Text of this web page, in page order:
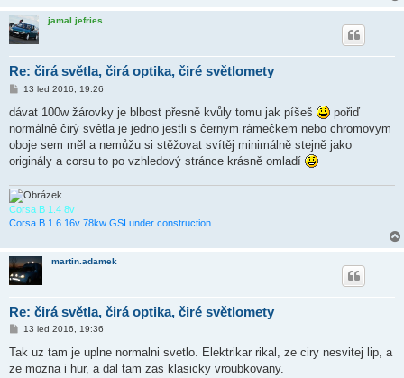
jamal.jefries
Re: čirá světla, čirá optika, čiré světlomety
P
í
p
ě
e
13 led 2016, 19:26
dávat 100w žárovky je blbost přesně kvůly tomu jak píšeš
pořiď
normálně čirý světla je jedno jestli s černym rámečkem nebo chromovym
oboje sem měl a nemůžu si stěžovat svítěj minimálně stejně jako
originály a corsu to po vzhledový stránce krásně omladí
Corsa B 1.4 8v
Corsa B 1.6 16v 78kw GSI under construction
martin.adamek
Re: čirá světla, čirá optika, čiré světlomety
P
í
p
13 led 2016, 19:36
Tak uz tam je uplne normalni svetlo. Elektrikar rikal, ze ciry nesvitej lip, a
ze mozna i hur, a dal tam zas klasicky vroubkovany.